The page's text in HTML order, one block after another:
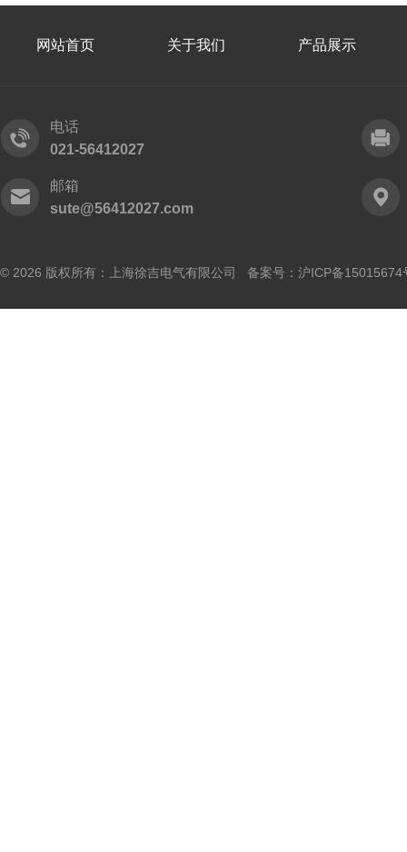
网站首页 关于我们 产品展示
电话
021-56412027
邮箱
sute@56412027.com
© 2026 版权所有：上海徐吉电气有限公司 备案号： 沪ICP备15015674